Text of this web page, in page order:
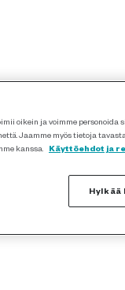
oikein ja voimme
Jaamme myös tietoja
kanssa.
Käyttöehdot ja
Hylkää